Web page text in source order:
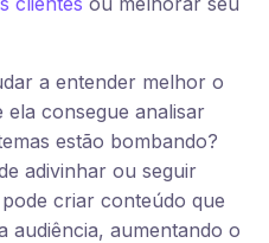
a entender melhor o
ela consegue analisar
estão bombando?
adivinhar ou seguir
criar conteúdo que
audiência, aumentando o